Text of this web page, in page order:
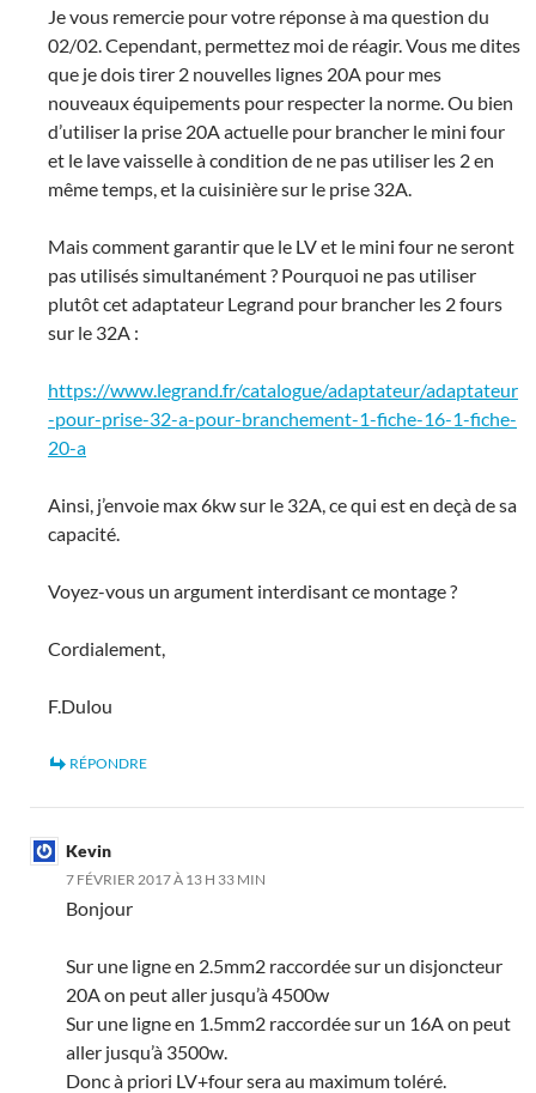
Je vous remercie pour votre réponse à ma question du
02/02. Cependant, permettez moi de réagir. Vous me dites
que je dois tirer 2 nouvelles lignes 20A pour mes
nouveaux équipements pour respecter la norme. Ou bien
d’utiliser la prise 20A actuelle pour brancher le mini four
et le lave vaisselle à condition de ne pas utiliser les 2 en
même temps, et la cuisinière sur le prise 32A.
Mais comment garantir que le LV et le mini four ne seront
pas utilisés simultanément ? Pourquoi ne pas utiliser
plutôt cet adaptateur Legrand pour brancher les 2 fours
sur le 32A :
https://www.legrand.fr/catalogue/adaptateur/adaptateur
-pour-prise-32-a-pour-branchement-1-fiche-16-1-fiche-
20-a
Ainsi, j’envoie max 6kw sur le 32A, ce qui est en deçà de sa
capacité.
Voyez-vous un argument interdisant ce montage ?
Cordialement,
F.Dulou
RÉPONDRE
Kevin
7 FÉVRIER 2017 À 13 H 33 MIN
Bonjour
Sur une ligne en 2.5mm2 raccordée sur un disjoncteur
20A on peut aller jusqu’à 4500w
Sur une ligne en 1.5mm2 raccordée sur un 16A on peut
aller jusqu’à 3500w.
Donc à priori LV+four sera au maximum toléré.